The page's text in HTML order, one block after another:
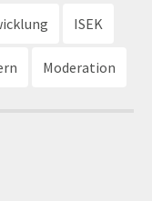
ISEK
Moderation